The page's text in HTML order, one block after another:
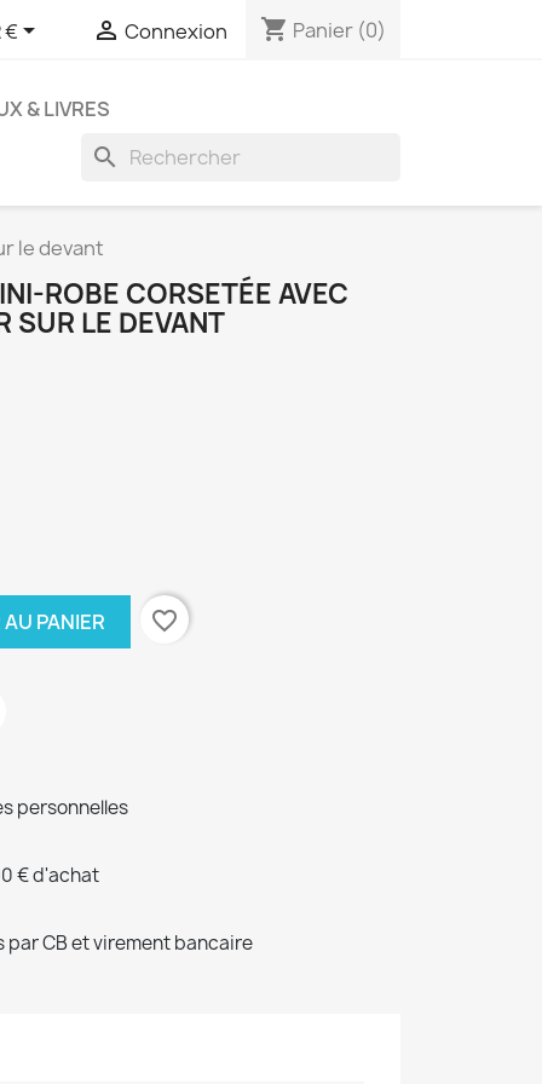
€  Connexion shopping_cart Panier (0)
& LIVRES
search
le devant
ROBE CORSETÉE AVEC
SUR LE DEVANT
PANIER favorite_border
personnelles
€ d'achat
CB et virement bancaire